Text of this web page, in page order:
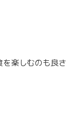
を楽しむのも良さ